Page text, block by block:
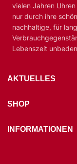
vielen Jahren
nur durch ihre
nachhaltige, für
Lebenszeit
AKTUELLES
SHOP
INFORMATIONEN